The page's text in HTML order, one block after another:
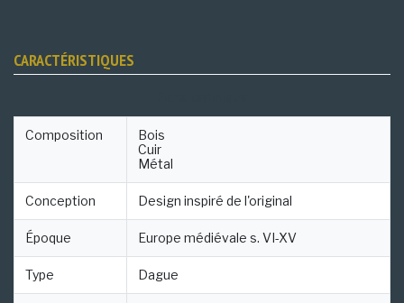
CARACTÉRISTIQUES
Composition
Bois
Cuir
Métal
Conception Design inspiré de l'original
Époque Europe médiévale s. VI-XV
Type Dague